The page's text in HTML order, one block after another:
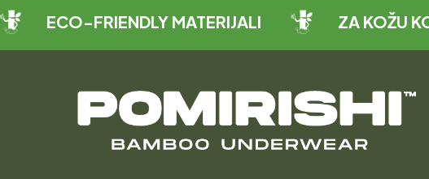
ECO-FRIENDLY MATERIJALI ZA KOŽU